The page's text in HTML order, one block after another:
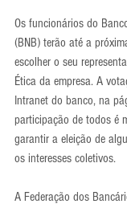
Os funcionários do
(BNB) terão até a
escolher o seu
Ética da empresa. A
Intranet do banco, na
participação de todos é
garantir a eleição de
os interesses coletivos.
A Federação dos